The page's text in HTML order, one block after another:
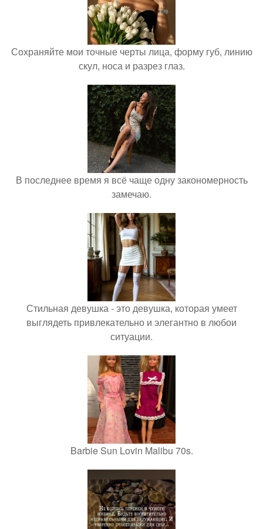
Сохраняйте мои точные черты лица, форму губ, линию
скул, носа и разрез глаз.
В последнее время я всё чаще одну закономерность
замечаю.
Стильная девушка - это девушка, которая умеет
выглядеть привлекательно и элегантно в любои
ситуации.
Barbie Sun Lovin Malibu 70s.